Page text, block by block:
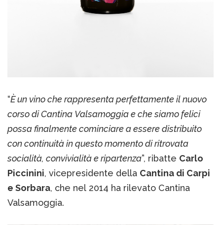
“È un vino che rappresenta perfettamente il nuovo
corso di Cantina Valsamoggia e che siamo felici
possa finalmente cominciare a essere distribuito
con continuità in questo momento di ritrovata
socialità, convivialità e ripartenza”, ribatte Carlo
Piccinini, vicepresidente della Cantina di Carpi
e Sorbara, che nel 2014 ha rilevato Cantina
Valsamoggia.